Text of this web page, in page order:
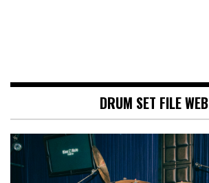
DRUM SET FILE WEB